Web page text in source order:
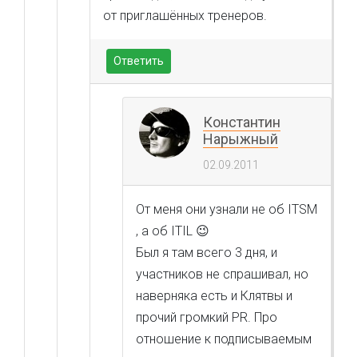
от приглашённых тренеров.
Ответить
Константин
Нарыжный
02.09.2011
От меня они узнали не об ITSM
, а об ITIL 😉
Был я там всего 3 дня, и
участников не спрашивал, но
наверняка есть и Клятвы и
прочий громкий PR. Про
отношение к подписываемым